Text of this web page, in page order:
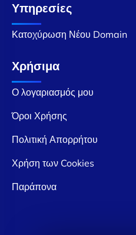
Υπηρεσίες
Κατοχύρωση Νέου Domain
Χρήσιμα
Ο λογαριασμός μου
Όροι Χρήσης
Πολιτική Απορρήτου
Χρήση των Cookies
Παράπονα